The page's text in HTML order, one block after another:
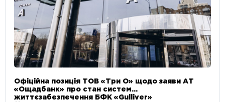
Офіційна позиція ТОВ «Три О» щодо заяви АТ
«Ощадбанк» про стан систем
життєзабезпечення БФК «Gulliver»